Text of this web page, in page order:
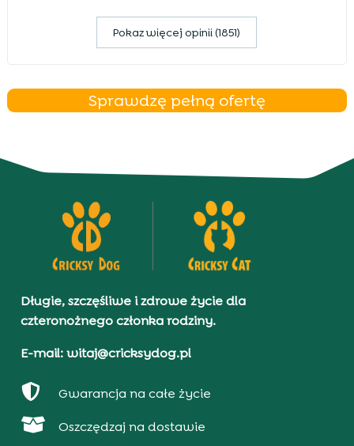
Pokaz więcej opinii (1851)
Sprawdzę pełną ofertę
Długie, szczęśliwe i zdrowe życie dla
czteronożnego członka rodziny.
E-mail: witaj@cricksydog.pl
 Gwarancja na całe życie
 Oszczędzaj na dostawie